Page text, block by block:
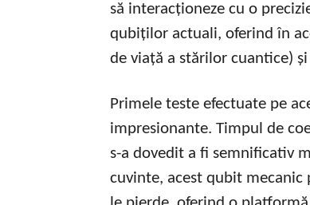
să interacționeze cu o
qubiților actuali, oferind în
de viață a stărilor cuantice)
Primele teste efectuate pe
impresionante. Timpul de
s-a dovedit a fi semnificativ
cuvinte, acest qubit